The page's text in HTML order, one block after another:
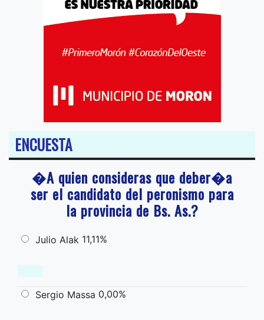
ENCUESTA
�A quien consideras que deber�a
ser el candidato del peronismo para
la provincia de Bs. As.?
Julio Alak 11,11%
Sergio Massa 0,00%